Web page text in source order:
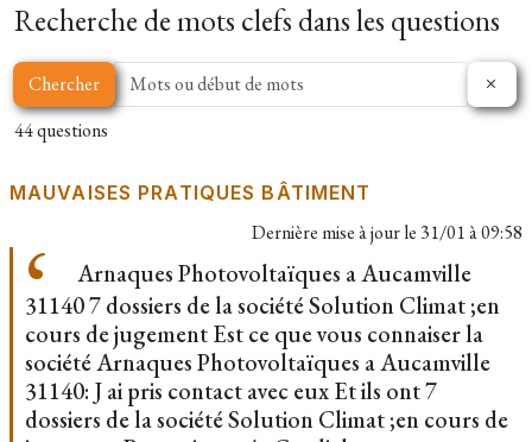
Recherche de mots clefs dans les questions
Chercher
44 questions
MAUVAISES PRATIQUES BÂTIMENT
Dernière mise à jour le 31/01 à 09:58
Arnaques Photovoltaïques a Aucamville
31140 7 dossiers de la société Solution Climat ;en
cours de jugement Est ce que vous connaiser la
société Arnaques Photovoltaïques a Aucamville
31140: J ai pris contact avec eux Et ils ont 7
dossiers de la société Solution Climat ;en cours de